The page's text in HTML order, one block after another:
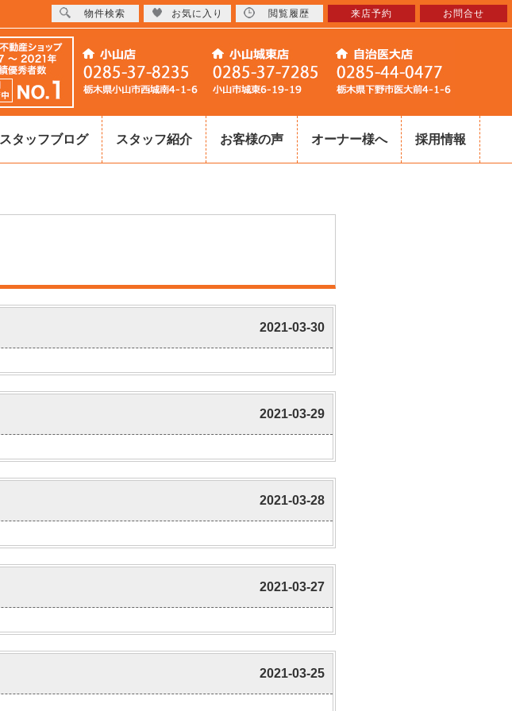
スタッフブログ スタッフ紹介 お客様の声 オーナー様へ 採用情報
2021-03-30
2021-03-29
2021-03-28
2021-03-27
2021-03-25
物件検索 お気に入り 閲覧履歴 来店予約 お問合せ